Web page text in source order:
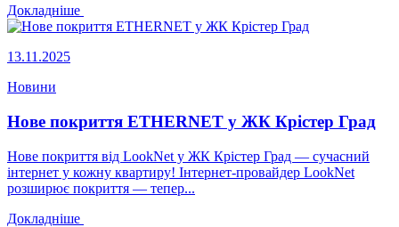
Докладніше
13.11.2025
Новини
Нове покриття ETHERNET у ЖК Крістер Град
Нове покриття від LookNet у ЖК Крістер Град — сучасний
інтернет у кожну квартиру! Інтернет-провайдер LookNet
розширює покриття — тепер...
Докладніше